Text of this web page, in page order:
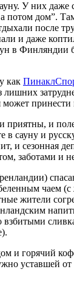
У них даже
а потом дом”.
после
и даже
в Финляндии
как
лишних
может
приятны, и
в сауну и
и сезонная
заботами и
чаем
жители
взбитыми
и горячий
уставшей от